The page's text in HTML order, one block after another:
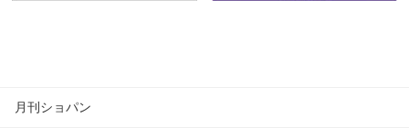
月刊ショパン